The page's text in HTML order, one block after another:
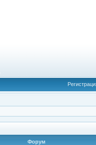
Форум